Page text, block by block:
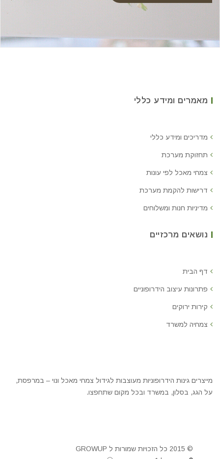
מאמרים ומידע כללי
מדריכים ומידע כללי
תחזוקת מערכת
צמחי מאכל לפי עונות
דרישות להקמת מערכת
מדיניות חנות ומשלוחים
נושאים מרכזיים
דף הבית
פתרונות עיצוב הידרופוניים
קירות ירוקים
צמחיה למשרד
מייצרים גינות הידרופוניות מעוצבות לגידול צמחי מאכל ונוי – במרפסת,
על הגג, בסלון, במשרד ובכל מקום שתחפצו.
© 2015 כל הזכויות שמורות ל GROWUP